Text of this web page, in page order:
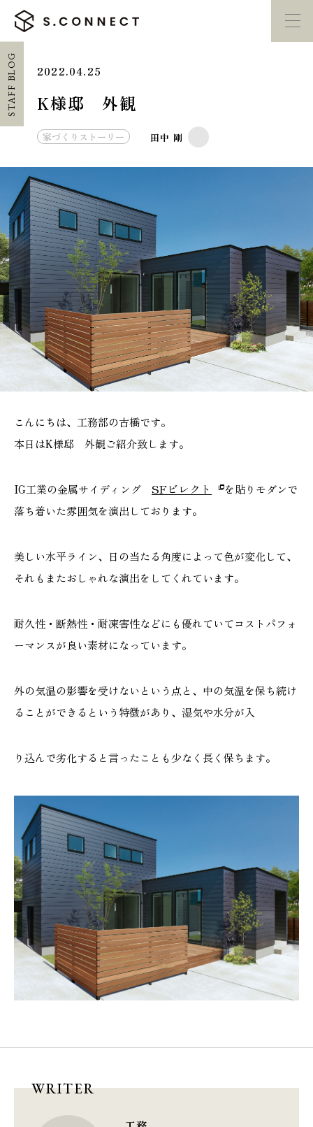
HOME
ホーム
CONCEPT
エスコネについて
CASE
施工実績
GALLERY
施工ギャラリー
STAFF BLOG
スタッフブログ
COMPANY
会社情報
ACCESS MAP
アクセスマップ
プライバシーポリシー
家づくり勉強会 カタログ請求
本社 浜松店
STAFF BLOG 2022.04.25
K様邸 外観
家づくりストーリー 田中 剛
こんにちは、工務部の古橋です。
本日はK様邸 外観ご紹介致します。
IG工業の金属サイディング SFビレクト
を貼りモダンで
落ち着いた雰囲気を演出しております。
美しい水平ライン、日の当たる角度によって色が変化して、
それもまたおしゃれな演出をしてくれています。
耐久性・断熱性・耐凍害性などにも優れていてコストパフォ
ーマンスが良い素材になっています。
外の気温の影響を受けないという点と、中の気温を保ち続け
ることができるという特徴があり、湿気や水分が入
り込んで劣化すると言ったことも少なく長く保ちます。
WRITER